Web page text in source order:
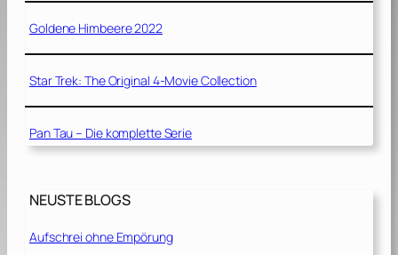
Goldene Himbeere 2022
Star Trek: The Original 4-Movie Collection
Pan Tau – Die komplette Serie
NEUSTE BLOGS
Aufschrei ohne Empörung